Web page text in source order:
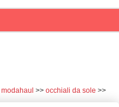
modahaul
occhiali da sole